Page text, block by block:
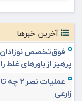
آخرین خبرها
فوق‌تخصص نوزادان:
پرهیز از باورهای غلط
زارعی